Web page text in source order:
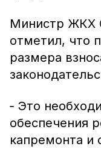
Министр ЖКХ
отметил, что
размера
‑ Это
обеспечения
капремонта и